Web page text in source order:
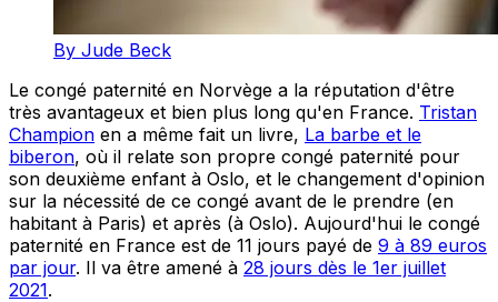
By Jude Beck
Le congé paternité en Norvège a la réputation d'être
très avantageux et bien plus long qu'en France. Tristan
Champion en a même fait un livre, La barbe et le
biberon, où il relate son propre congé paternité pour
son deuxième enfant à Oslo, et le changement d'opinion
sur la nécessité de ce congé avant de le prendre (en
habitant à Paris) et après (à Oslo). Aujourd'hui le congé
paternité en France est de 11 jours payé de 9 à 89 euros
par jour. Il va être amené à 28 jours dès le 1er juillet
2021.